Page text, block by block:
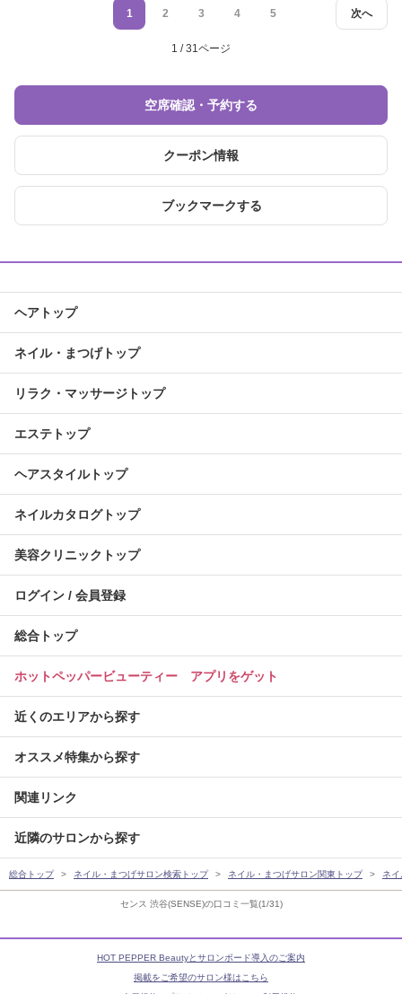
センス 渋谷(SENSE)の口コミ一覧(1/31)
次へ
1 2 3 4 5
1 / 31ページ
空席確認・予約する
クーポン情報
ブックマークする
ヘアトップ
ネイル・まつげトップ
リラク・マッサージトップ
エステトップ
ヘアスタイルトップ
ネイルカタログトップ
美容クリニックトップ
ログイン / 会員登録
総合トップ
ホットペッパービューティー アプリをゲット
近くのエリアから探す
オススメ特集から探す
関連リンク
近隣のサロンから探す
総合トップ ネイル・まつげサロン検索トップ ネイル・まつげサロン関東トップ ネ
HOT PEPPER Beautyとサロンボード導入のご案内
掲載をご希望のサロン様はこちら